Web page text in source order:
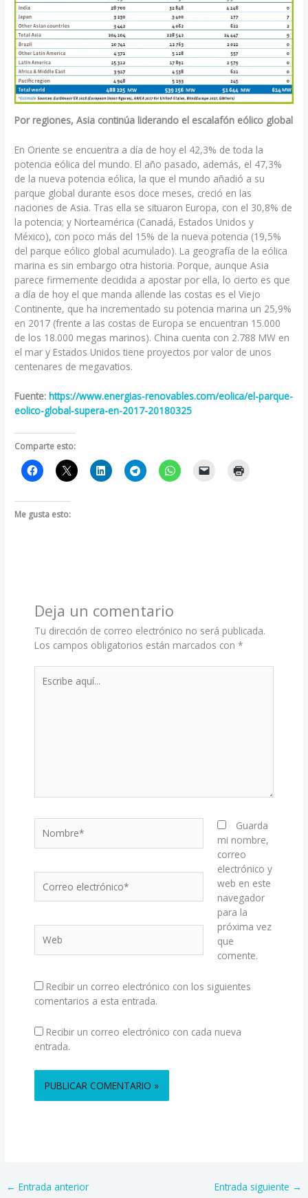
Por regiones, Asia continúa liderando el escalafón eólico global
En Oriente se encuentra a día de hoy el 42,3% de toda la
potencia eólica del mundo. El año pasado, además, el 47,3%
de la nueva potencia eólica, la que el mundo añadió a su
parque global durante esos doce meses, creció en las
naciones de Asia. Tras ella se situaron Europa, con el 30,8% de
la potencia; y Norteamérica (Canadá, Estados Unidos y
México), con poco más del 15% de la nueva potencia (19,5%
del parque eólico global acumulado). La geografía de la eólica
marina es sin embargo otra historia. Porque, aunque Asia
parece firmemente decidida a apostar por ella, lo cierto es que
a día de hoy el que manda allende las costas es el Viejo
Continente, que ha incrementado su potencia marina un 25,9%
en 2017 (frente a las costas de Europa se encuentran 15.000
de los 18.000 megas marinos). China cuenta con 2.788 MW en
el mar y Estados Unidos tiene proyectos por valor de unos
centenares de megavatios.
Fuente: https://www.energias-renovables.com/eolica/el-parque-
eolico-global-supera-en-2017-20180325
Comparte esto:
Me gusta esto:
Deja un comentario
Tu dirección de correo electrónico no será publicada.
Los campos obligatorios están marcados con*
aquí...
electrónico*
Guarda
mi nombre,
correo
electrónico y
web en este
navegador
para la
próxima vez
que
comente.
Recibir un correo electrónico con los siguientes
comentarios a esta entrada.
Recibir un correo electrónico con cada nueva
entrada.
← Entrada anterior Entrada siguiente →